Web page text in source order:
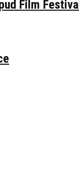
Film Festival